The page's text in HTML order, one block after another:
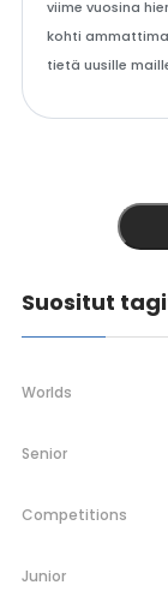
viime vuosina
kohti
tietä uusille
Suositut
Worlds
Senior
Competitions
Junior